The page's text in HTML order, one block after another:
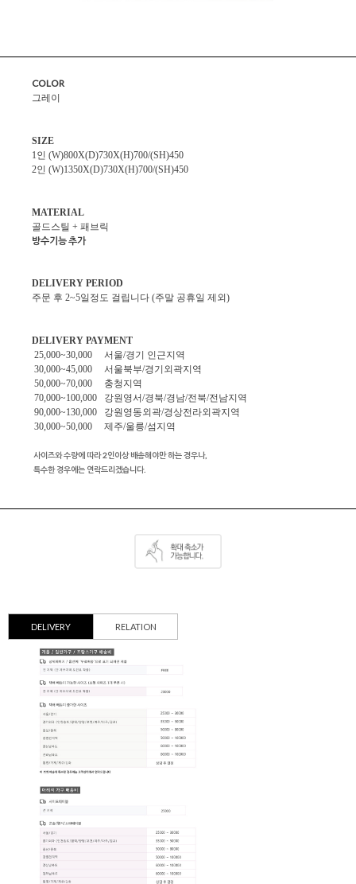
COLOR
그레이
SIZE
1인 (W)800X(D)730X(H)700/(SH)450
2인 (W)1350X(D)730X(H)700/(SH)450
MATERIAL
골드스틸 + 패브릭
방수기능 추가
DELIVERY PERIOD
주문 후 2~5일정도 걸립니다 (주말 공휴일 제외)
DELIVERY PAYMENT
25,000~30,000 서울/경기 인근지역
30,000~45,000 서울북부/경기외곽지역
50,000~70,000 충청지역
70,000~100,000 강원영서/경북/경남/전북/전남지역
90,000~130,000 강원영동외곽/경상전라외곽지역
30,000~50,000 제주/울릉/섬지역
사이즈와 수량에 따라 2인이상 배송해야만 하는 경우나,
특수한 경우에는 연락드리겠습니다.
DELIVERY RELATION